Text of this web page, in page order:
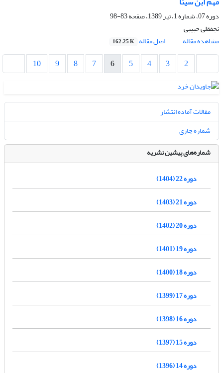
دوره 07، شماره 1، تیر 1389، صفحه
83-98
نجفقلی حبیبی
مشاهده مقاله
اصل مقاله 162.25 K
2
3
4
5
6
7
8
9
10
مقالات آماده انتشار
شماره جاری
شماره‌های پیشین نشریه
دوره 22 (1404)
دوره 21 (1403)
دوره 20 (1402)
دوره 19 (1401)
دوره 18 (1400)
دوره 17 (1399)
دوره 16 (1398)
دوره 15 (1397)
دوره 14 (1396)